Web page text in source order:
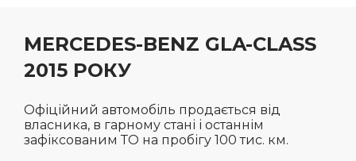
MERCEDES-BENZ GLA-CLASS
2015 РОКУ
Офіційний автомобіль продається від
власника, в гарному стані і останнім
зафіксованим ТО на пробігу 100 тис. км.